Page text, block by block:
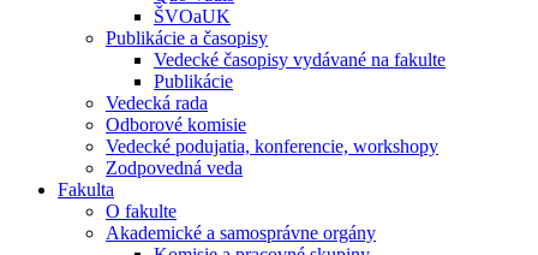
ŠVOaUK
Publikácie a časopisy
Vedecké časopisy vydávané na fakulte
Publikácie
Vedecká rada
Odborové komisie
Vedecké podujatia, konferencie, workshopy
Zodpovedná veda
Fakulta
O fakulte
Akademické a samosprávne orgány